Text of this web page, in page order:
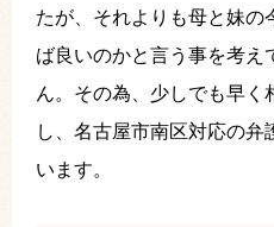
たが、それよりも母と妹の
ば良いのかと言う事を考え
ん。その為、少しでも早く
し、名古屋市南区対応の弁
います。